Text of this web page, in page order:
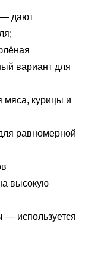
— дают
вариант для
мяса, курицы и
равномерной
высокую
— используется